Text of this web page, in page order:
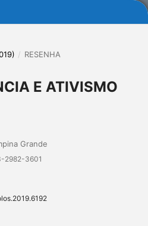
/ RESENHA
E ATIVISMO
Grande
2982-3601